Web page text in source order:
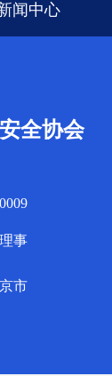
闻中心
全协会
事
市